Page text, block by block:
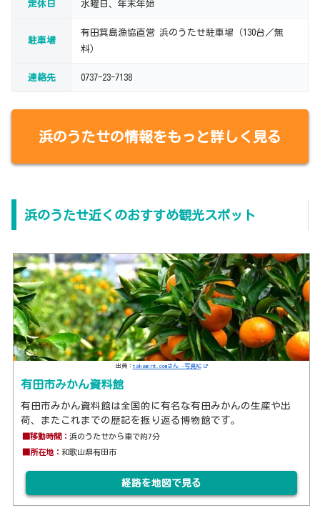
定休日 水曜日、年末年始
駐車場
有田箕島漁協直営 浜のうたせ駐車場（130台／無
料）
連絡先 0737-23-7138
浜のうたせの情報をもっと詳しく見る
浜のうたせ近くのおすすめ観光スポット
出典： takamint.comさん -写真AC
有田市みかん資料館
有田市みかん資料館は全国的に有名な有田みかんの生産や出
荷、またこれまでの歴記を振り返る博物館です。
■移動時間：浜のうたせから車で約7分
■所在地： 和歌山県有田市
経路を地図で見る